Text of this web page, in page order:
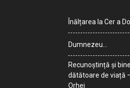
Înălțarea la Cer a
Dumnezeu…
Recunoștință și
dătătoare de viață
Orhei